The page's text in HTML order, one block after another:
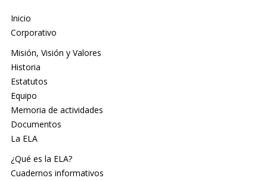
Inicio
Corporativo
Misión, Visión y Valores
Historia
Estatutos
Equipo
Memoria de actividades
Documentos
La ELA
¿Qué es la ELA?
Cuadernos informativos